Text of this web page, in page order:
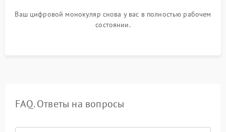
Ваш цифровой монокуляр снова у вас в полностью рабочем
состоянии.
FAQ. Ответы на вопросы